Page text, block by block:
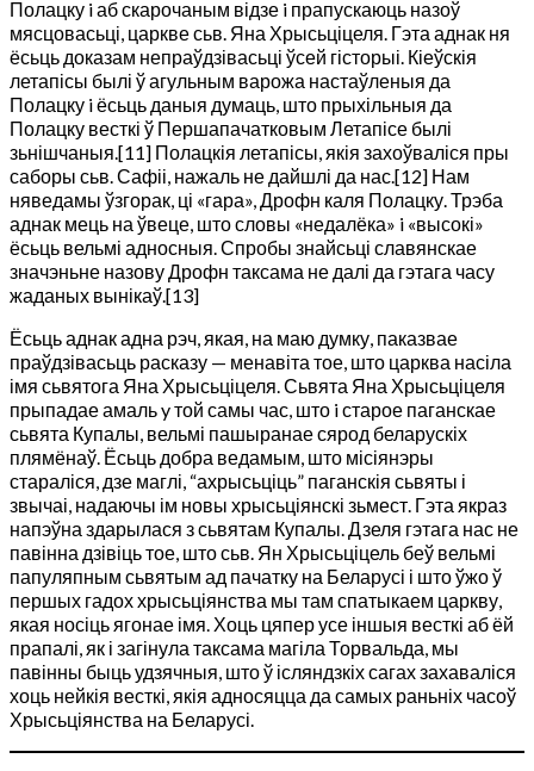
Полацку i аб скарочаным відзе i прапускаюць назоў
мясцовасьці, царкве сьв. Яна Хрысьціцеля. Гэта аднак ня
ёсьць доказам непраўдзівасьці ўсей гісторыі. Кіеўскія
летапісы былі ў агульным варожа настаўленыя да
Полацку i ёсьць даныя думаць, што прыхільныя да
Полацку весткі ў Першапачатковым Летапісе былі
зьнішчаныя.[11] Полацкія летапісы, якія захоўваліся пры
саборы сьв. Сафіі, нажаль не дайшлі да нас.[12] Нам
няведамы ўзгорак, ці «гара», Дрофн каля Полацку. Трэба
аднак мець на ўвеце, што словы «недалёка» i «высокі»
ёсьць вельмі адносныя. Спробы знайсьці славянскае
значэньне назову Дрофн таксама не далі да гэтага часу
жаданых вынікаў.[13]
Ёсьць аднак адна рэч, якая, на маю думку, паказвае
праўдзівасьць расказу — менавіта тое, што царква насіла
імя сьвятога Яна Хрысьціцеля. Сьвята Яна Хрысьціцеля
прыпадае амаль y той самы час, што i старое паганскае
сьвята Купалы, вельмі пашыранае сярод беларускіх
плямёнаў. Ёсьць добра ведамым, што місіянэры
стараліся, дзе маглі, “ахрысьціць” паганскія сьвяты і
звычаі, надаючы ім новы хрысьціянскі зьмест. Гэта якраз
напэўна здарылася з сьвятам Купалы. Дзеля гэтага нас не
павінна дзівіць тое, што сьв. Ян Хрысьціцель беў вельмі
папуляпным сьвятым ад пачатку на Беларусі і што ўжо ў
першых гадох хрысьціянства мы там спатыкаем царкву,
якая носіць ягонае імя. Хоць цяпер усе іншыя весткі аб ёй
прапалі, як і загінула таксама магіла Торвальда, мы
павінны быць удзячныя, што ў ісляндзкіх сагах захаваліся
хоць нейкія весткі, якія адносяцца да самых раньніх часоў
Хрысьціянства на Беларусі.